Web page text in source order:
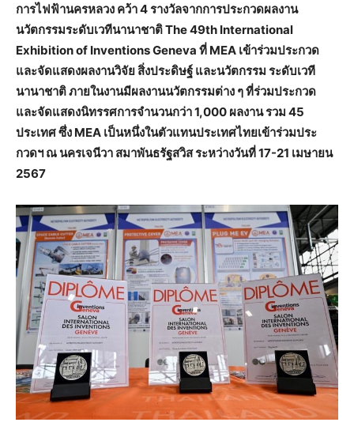
การไฟฟ้านครหลวง คว้า 4 รางวัลจากการประกวดผลงาน
นวัตกรรมระดับเวทีนานาชาติ The 49th International
Exhibition of Inventions Geneva ที่ MEA เข้าร่วมประกวด
และจัดแสดงผลงานวิจัย สิ่งประดิษฐ์ และนวัตกรรม ระดับเวที
นานาชาติ ภายในงานมีผลงานนวัตกรรมต่าง ๆ ที่ร่วมประกวด
และจัดแสดงนิทรรศการจำนวนกว่า 1,000 ผลงาน รวม 45
ประเทศ ซึ่ง MEA เป็นหนึ่งในตัวแทนประเทศไทยเข้าร่วมประ
กวดฯ ณ นครเจนีวา สมาพันธรัฐสวิส ระหว่างวันที่ 17-21 เมษายน
2567